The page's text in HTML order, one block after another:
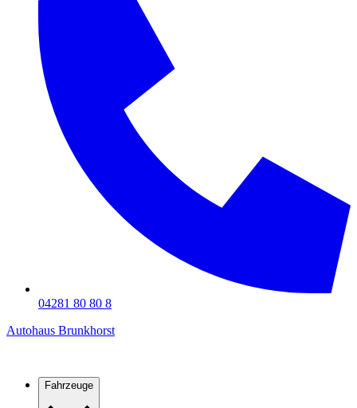
04281 80 80 8
Autohaus Brunkhorst
Fahrzeuge